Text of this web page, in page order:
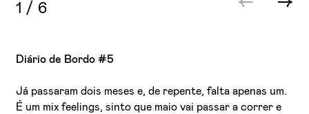
1 / 6
Diário de Bordo #5
Já passaram dois meses e, de repente, falta apenas um.
É um mix feelings, sinto que maio vai passar a correr e